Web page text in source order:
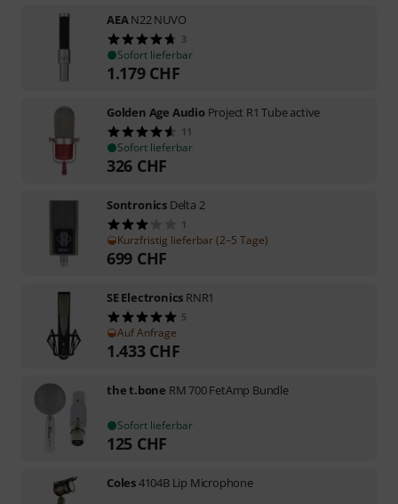
AEAN22 NUVO
3
Sofort lieferbar
1.179 CHF
Golden Age Audio Project R1 Tube active
11
Sofort lieferbar
326 CHF
Sontronics Delta 2
1
Kurzfristig lieferbar (2–5 Tage)
699 CHF
SE Electronics RNR1
5
Auf Anfrage
1.433 CHF
the t.bone RM 700 FetAmp Bundle
Sofort lieferbar
125 CHF
Coles4104B Lip Microphone